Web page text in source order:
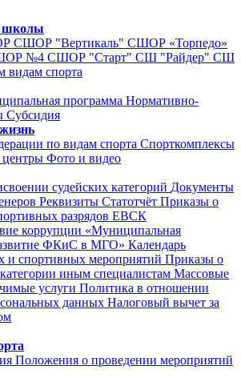
школы
СШОР "Вертикаль" СШОР «Торпедо»
№4 СШОР "Старт" СШ "Райдер" СШ
видам спорта
программа Нормативно-
Субсидия
по видам спорта Cпорткомплексы
Фото и видео
судейских категорий Документы
Реквизиты Статотчёт Приказы о
разрядов ЕВСК
коррупции «Муниципальная
ФКиС в МГО» Календарь
и спортивных мероприятий Приказы о
иным специалистам Массовые
услуги Политика в отношении
данных Налоговый вычет за
Положения о проведении мероприятий